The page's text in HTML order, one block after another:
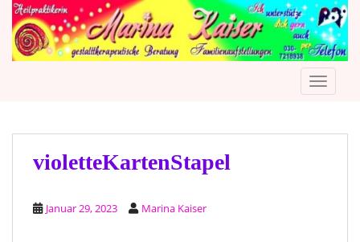
violetteKartenStapel
Januar 29, 2023 Marina Kaiser